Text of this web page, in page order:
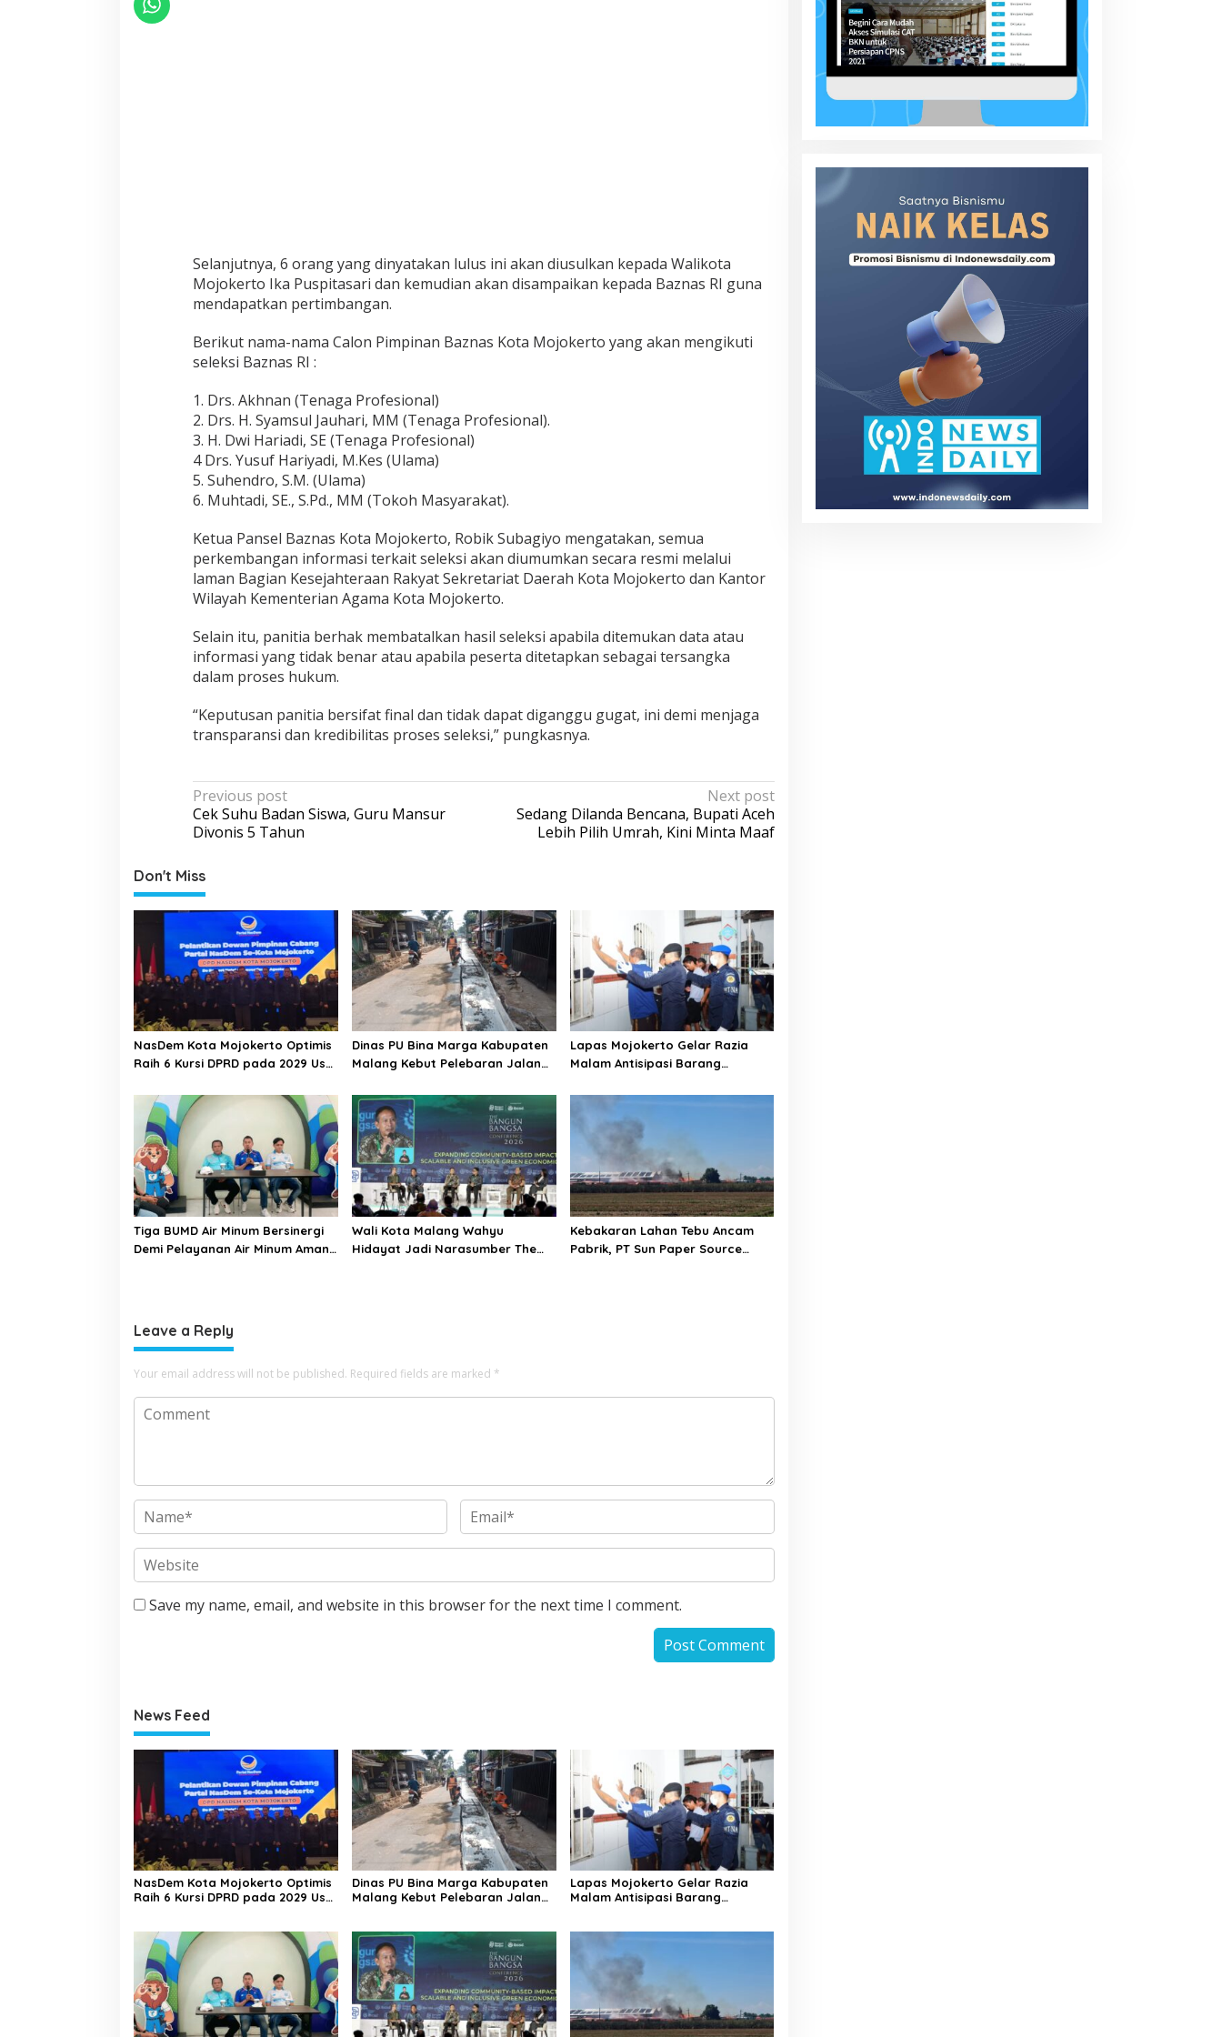
Selanjutnya, 6 orang yang dinyatakan lulus ini akan diusulkan kepada Walikota
Mojokerto Ika Puspitasari dan kemudian akan disampaikan kepada Baznas RI guna
mendapatkan pertimbangan.
Berikut nama-nama Calon Pimpinan Baznas Kota Mojokerto yang akan mengikuti
seleksi Baznas RI :
1. Drs. Akhnan (Tenaga Profesional)
2. Drs. H. Syamsul Jauhari, MM (Tenaga Profesional).
3. H. Dwi Hariadi, SE (Tenaga Profesional)
4 Drs. Yusuf Hariyadi, M.Kes (Ulama)
5. Suhendro, S.M. (Ulama)
6. Muhtadi, SE., S.Pd., MM (Tokoh Masyarakat).
Ketua Pansel Baznas Kota Mojokerto, Robik Subagiyo mengatakan, semua
perkembangan informasi terkait seleksi akan diumumkan secara resmi melalui
laman Bagian Kesejahteraan Rakyat Sekretariat Daerah Kota Mojokerto dan Kantor
Wilayah Kementerian Agama Kota Mojokerto.
Selain itu, panitia berhak membatalkan hasil seleksi apabila ditemukan data atau
informasi yang tidak benar atau apabila peserta ditetapkan sebagai tersangka
dalam proses hukum.
“Keputusan panitia bersifat final dan tidak dapat diganggu gugat, ini demi menjaga
transparansi dan kredibilitas proses seleksi,” pungkasnya.
P
o
t
n
a
v
i
g
a
t
o
Previous post
Cek Suhu Badan Siswa, Guru Mansur
Divonis 5 Tahun
Next post
Sedang Dilanda Bencana, Bupati Aceh
Lebih Pilih Umrah, Kini Minta Maaf
Don't Miss
NasDem Kota Mojokerto Optimis
Raih 6 Kursi DPRD pada 2029 Usai
Dinas PU Bina Marga Kabupaten
Malang Kebut Pelebaran Jalan
Lapas Mojokerto Gelar Razia
Malam Antisipasi Barang
Tiga BUMD Air Minum Bersinergi
Demi Pelayanan Air Minum Aman
Wali Kota Malang Wahyu
Hidayat Jadi Narasumber The
Kebakaran Lahan Tebu Ancam
Pabrik, PT Sun Paper Source
Leave a Reply
Your email address will not be published. Required fields are marked *
Save my name, email, and website in this browser for the next time I comment.
News Feed
NasDem Kota Mojokerto Optimis
Raih 6 Kursi DPRD pada 2029 Usai
Dinas PU Bina Marga Kabupaten
Malang Kebut Pelebaran Jalan
Lapas Mojokerto Gelar Razia
Malam Antisipasi Barang